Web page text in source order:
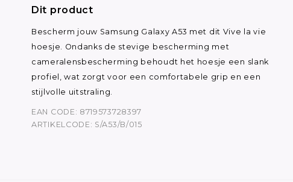
Dit product
Bescherm jouw Samsung Galaxy A53 met dit Vive la vie
hoesje. Ondanks de stevige bescherming met
cameralensbescherming behoudt het hoesje een slank
profiel, wat zorgt voor een comfortabele grip en een
stijlvolle uitstraling.
EAN CODE: 8719573728397
ARTIKELCODE: S/A53/B/015